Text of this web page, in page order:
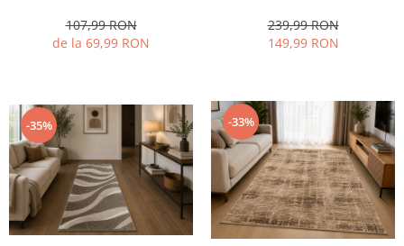
107,99 RON
de la 69,99 RON
239,99 RON
149,99 RON
-35% -33%